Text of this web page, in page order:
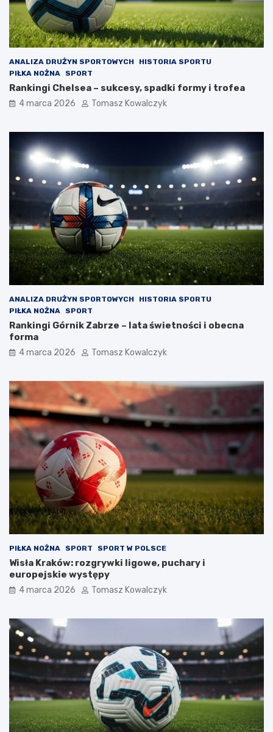
ANALIZA DRUŻYN SPORTOWYCH
HISTORIA SPORTU
PIŁKA NOŻNA
SPORT
Rankingi Chelsea – sukcesy, spadki formy i trofea
4 marca 2026 Tomasz Kowalczyk
ANALIZA DRUŻYN SPORTOWYCH
HISTORIA SPORTU
PIŁKA NOŻNA
SPORT
Rankingi Górnik Zabrze – lata świetności i obecna
forma
4 marca 2026 Tomasz Kowalczyk
PIŁKA NOŻNA SPORT SPORT W POLSCE
Wisła Kraków: rozgrywki ligowe, puchary i
europejskie występy
4 marca 2026 Tomasz Kowalczyk